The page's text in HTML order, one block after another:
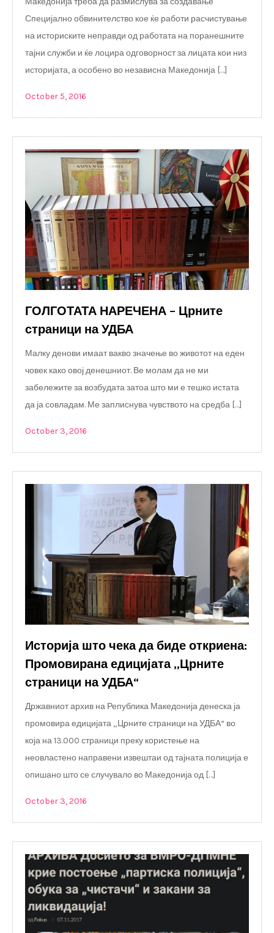
Специјално обвинителство кое ќе работи расчистување
на историските неправди од работата на поранешните
тајни служби и ќе лоцира одговорност за лицата кои низ
историјата, а особено во независна Македонија […]
October 5, 2016
ГОЛГОТАТА НАРЕЧЕНА – Црните
страници на УДБА
Малку денови имаат вакво значење во животот на еден
човек како овој денешниот. Ве молам да не ми
забележите за возбудата затоа што ми е тешко истата
да ја совладам. Ме заплиснува чувството на средба […]
October 3, 2016
Историја што чека да биде откриена:
Промовирана едицијата „Црните
страници на УДБА“
Државниот архив на Република Македонија денеска ја
промовира едицијата „Црните страници на УДБА“ во
која на 13.000 страници преку користење на
неовластено направени извештаи од тајната полиција е
опишано што се случувало во Македонија од […]
October 3, 2016